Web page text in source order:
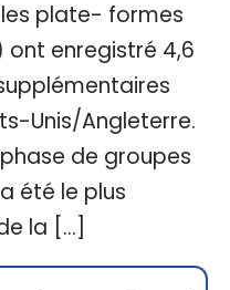
plate- formes
ont enregistré 4,6
Unis/Angleterre.
de groupes
été le plus
la […]